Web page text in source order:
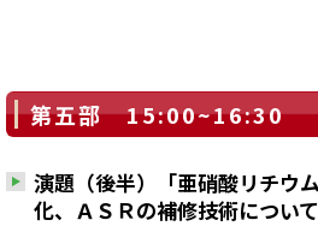
第五部 15:00~16:30
演題（後半）「亜硝酸リチウ
化、ＡＳＲの補修技術につい